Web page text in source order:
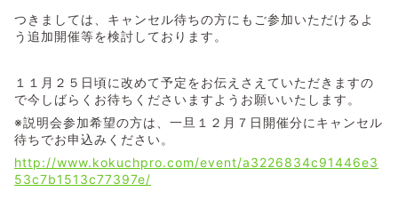
つきましては、キャンセル待ちの方にもご参加いただけるよ
う追加開催等を検討しております。
１１月２５日頃に改めて予定をお伝えさえていただきますの
で今しばらくお待ちくださいますようお願いいたします。
※説明会参加希望の方は、一旦１２月７日開催分にキャンセル
待ちでお申込みください。
http://www.kokuchpro.com/event/a3226834c91446e3
53c7b1513c77397e/